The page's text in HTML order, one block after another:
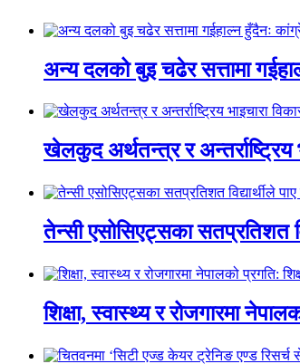
अन्य दलको बुइ चढेर सत्तामा
खेलकुद अर्थतन्त्र र
तेन्सी एसोसिएट्सका सतप्रतिशत
शिक्षा, स्वास्थ्य र रोजगारमा